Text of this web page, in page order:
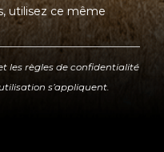
utilisez ce même
les règles de confidentialité
s’appliquent.